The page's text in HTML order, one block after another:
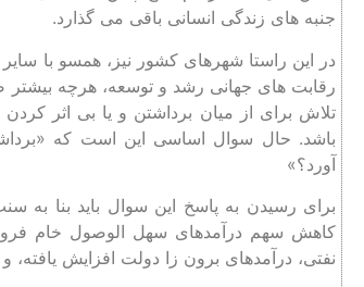
جنبه ‌های زندگی انسانی باقی می ‌گذارد.
در این ‌راستا شهرهای کشور نیز، همسو با
رقابت‌ های جهانی رشد و توسعه، هرچه
تلاش برای از میان برداشتن و یا بی ‌اثر
باشد. حال سوال اساسی این است که
‌آورد؟»
برای رسیدن به پاسخ این سوال باید بنا
کاهش سهم درآمد‌های سهل ‌الوصول خام
نفتی، درآمدهای‌ برون ‌زا دولت افزایش